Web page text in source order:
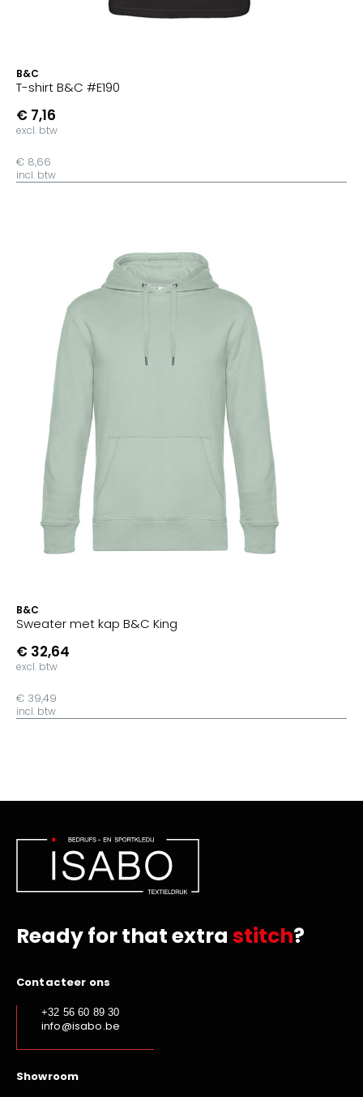
B&C
T-shirt B&C #E190
€ 7,16
excl. btw
€ 8,66
incl. btw
B&C
Sweater met kap B&C King
€ 32,64
excl. btw
€ 39,49
incl. btw
Ready for that extra stitch?
Contacteer ons
+32 56 60 89 30
info@isabo.be
Showroom